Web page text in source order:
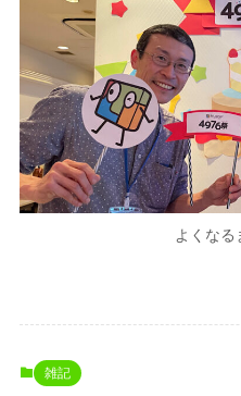
よくなる
雑記